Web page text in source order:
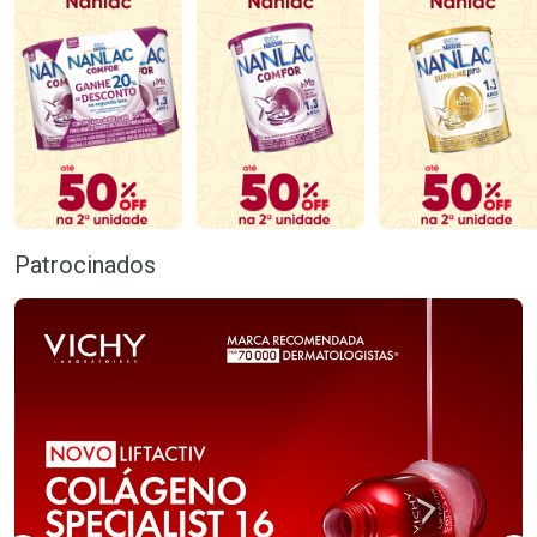
Patrocinados